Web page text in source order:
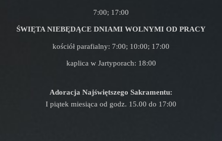
7:00; 17:00
ŚWIĘTA NIEBĘDĄCE DNIAMI WOLNYMI OD PRACY
kościół parafialny: 7:00; 10:00; 17:00
kaplica w Jartyporach: 18:00
Adoracja Najświętszego Sakramentu:
I piątek miesiąca od godz. 15.00 do 17:00